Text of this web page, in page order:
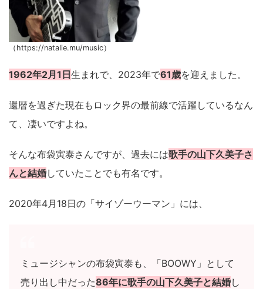
（https://natalie.mu/music）
1962年2月1日生まれで、2023年で61歳を迎えました。
還暦を過ぎた現在もロック界の最前線で活躍しているなん
て、凄いですよね。
そんな布袋寅泰さんですが、過去には歌手の山下久美子さ
んと結婚していたことでも有名です。
2020年4月18日の「サイゾーウーマン」には、
ミュージシャンの布袋寅泰も、「BOOWY」として
売り出し中だった86年に歌手の山下久美子と結婚し